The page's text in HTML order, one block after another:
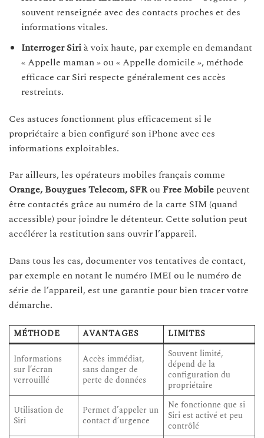
souvent renseignée avec des contacts proches et des
informations vitales.
Interroger Sirià voix haute, par exemple en demandant
« Appelle maman » ou « Appelle domicile », méthode
efficace car Siri respecte généralement ces accès
restreints.
Ces astuces fonctionnent plus efficacement si le
propriétaire a bien configuré son iPhone avec ces
informations exploitables.
Par ailleurs, les opérateurs mobiles français comme
Orange, Bouygues Telecom, SFRou Free Mobile peuvent
être contactés grâce au numéro de la carte SIM (quand
accessible) pour joindre le détenteur. Cette solution peut
accélérer la restitution sans ouvrir l’appareil.
Dans tous les cas, documenter vos tentatives de contact,
par exemple en notant le numéro IMEI ou le numéro de
série de l’appareil, est une garantie pour bien tracer votre
démarche.
MÉTHODE AVANTAGES
LIMITES
Informations
sur l’écran
verrouillé
Accès immédiat,
sans danger de
perte de données
Souvent limité,
dépend de la
configuration du
propriétaire
Utilisation de
Siri
Permet d’appeler un
contact d’urgence
Ne fonctionne que si
Siri est activé et peu
contrôlé